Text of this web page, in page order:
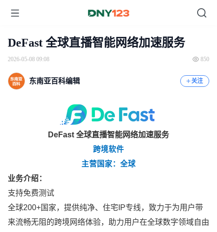
DeFast 全球直播智能网络加速服务
2026-05-08 09:08 850
东南亚百科编辑 关注
DeFast 全球直播智能网络加速服务
跨境软件
主营国家：全球
业务介绍：
支持免费测试
全球200+国家，提供纯净、住宅IP专线，致力于为用户带
来流畅无阻的跨境网络体验，助力用户在全球数字领域自由